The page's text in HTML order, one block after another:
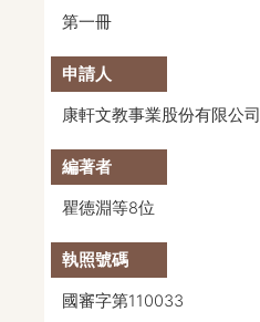
第一冊
康軒文教事業股份有限公司
瞿德淵等8位
國審字第110033